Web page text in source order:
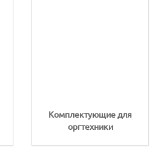
Комплектующие для
оргтехники